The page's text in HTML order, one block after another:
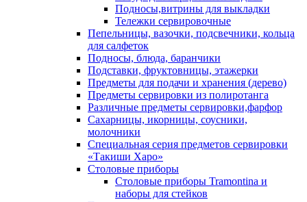
Подносы,витрины для выкладки
Тележки сервировочные
Пепельницы, вазочки, подсвечники, кольца
для салфеток
Подносы, блюда, баранчики
Подставки, фруктовницы, этажерки
Предметы для подачи и хранения (дерево)
Предметы сервировки из полиротанга
Различные предметы сервировки,фарфор
Сахарницы, икорницы, соусники,
молочники
Специальная серия предметов сервировки
«Такиши Харо»
Столовые приборы
Столовые приборы Trаmоntina и
наборы для стейков